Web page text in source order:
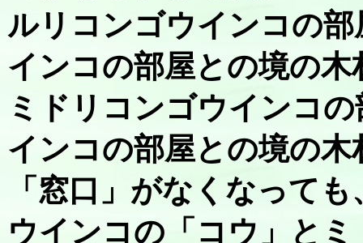
ルリコンゴウインコの
インコの部屋との境の
ミドリコンゴウインコ
インコの部屋との境の
「窓口」がなくなって
ウインコの「コウ」と